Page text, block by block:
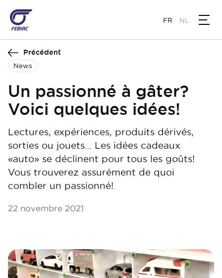
contenu
principal
FR NL
Précédent
News
Un passionné à gâter?
Voici quelques idées!
Lectures, expériences, produits dérivés,
sorties ou jouets… Les idées cadeaux
«auto» se déclinent pour tous les goûts!
Vous trouverez assurément de quoi
combler un passionné!
22 novembre 2021